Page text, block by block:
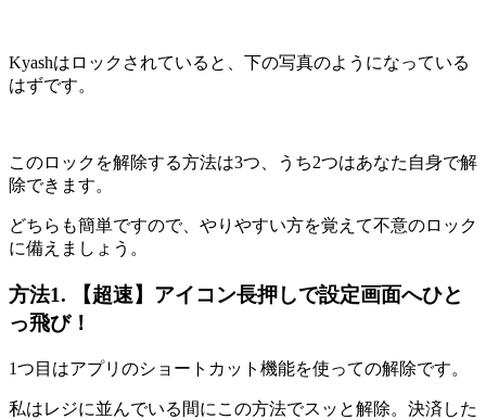
Kyashはロックされていると、下の写真のようになっている
はずです。
このロックを解除する方法は3つ、うち2つはあなた自身で解
除できます。
どちらも簡単ですので、やりやすい方を覚えて不意のロック
に備えましょう。
方法1. 【超速】アイコン長押しで設定画面へひと
っ飛び！
1つ目はアプリのショートカット機能を使っての解除です。
私はレジに並んでいる間にこの方法でスッと解除。決済した